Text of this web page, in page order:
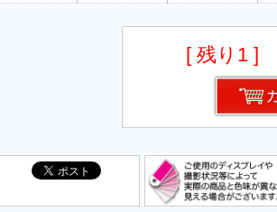
[ 残り1 ]